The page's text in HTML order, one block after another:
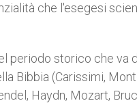
che l'esegesi
periodo storico che va
Bibbia (Carissimi,
Haydn, Mozart,